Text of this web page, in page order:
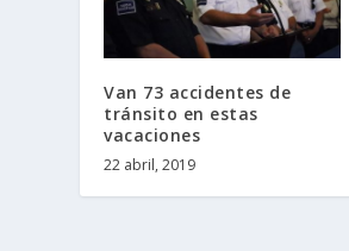
Van 73 accidentes de
tránsito en estas
vacaciones
22 abril, 2019